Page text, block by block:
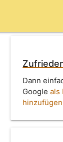
Dann
Googleals
hinzufügen